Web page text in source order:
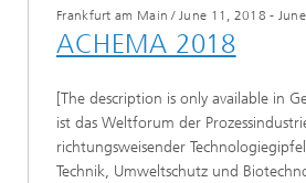
Frankfurt am Main /June 11, 2018 -
ACHEMA 2018
[The description is only available in
ist das Weltforum der
richtungsweisender
Technik, Umweltschutz und